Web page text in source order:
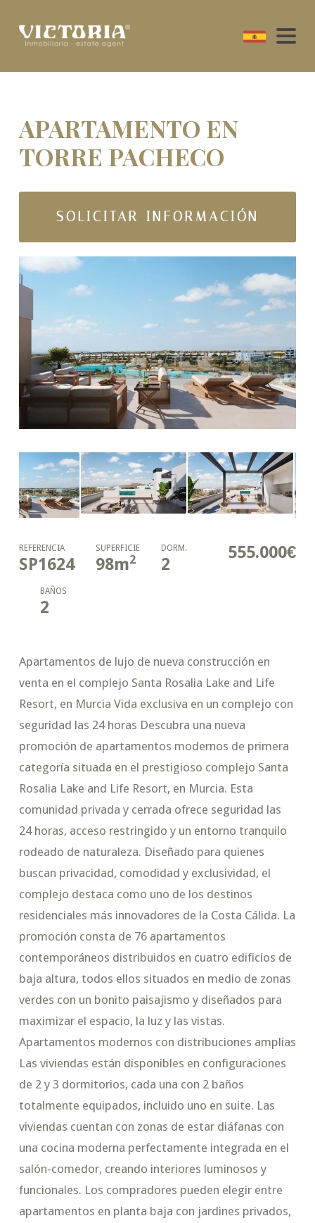
APARTAMENTO EN
TORRE PACHECO
SOLICITAR INFORMACIÓN
555.000€
REFERENCIA
SP1624
SUPERFICIE
98m2
DORM.
2
BAÑOS
2
Apartamentos de lujo de nueva construcción en
venta en el complejo Santa Rosalia Lake and Life
Resort, en Murcia Vida exclusiva en un complejo con
seguridad las 24 horas Descubra una nueva
promoción de apartamentos modernos de primera
categoría situada en el prestigioso complejo Santa
Rosalia Lake and Life Resort, en Murcia. Esta
comunidad privada y cerrada ofrece seguridad las
24 horas, acceso restringido y un entorno tranquilo
rodeado de naturaleza. Diseñado para quienes
buscan privacidad, comodidad y exclusividad, el
complejo destaca como uno de los destinos
residenciales más innovadores de la Costa Cálida. La
promoción consta de 76 apartamentos
contemporáneos distribuidos en cuatro edificios de
baja altura, todos ellos situados en medio de zonas
verdes con un bonito paisajismo y diseñados para
maximizar el espacio, la luz y las vistas.
Apartamentos modernos con distribuciones amplias
Las viviendas están disponibles en configuraciones
de 2 y 3 dormitorios, cada una con 2 baños
totalmente equipados, incluido uno en suite. Las
viviendas cuentan con zonas de estar diáfanas con
una cocina moderna perfectamente integrada en el
salón-comedor, creando interiores luminosos y
funcionales. Los compradores pueden elegir entre
apartamentos en planta baja con jardines privados,